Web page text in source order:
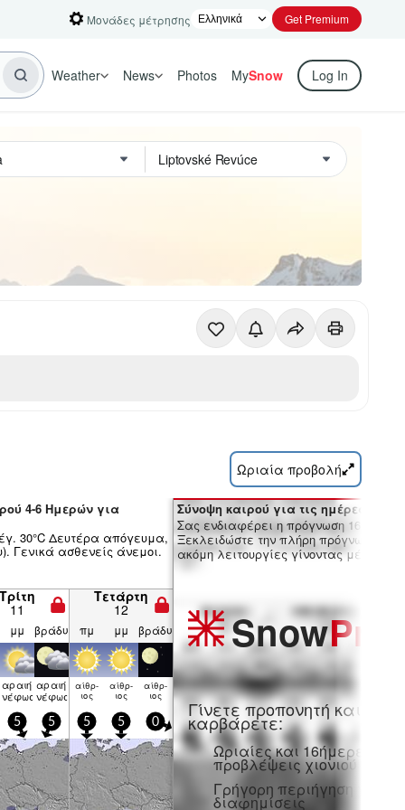
Μονάδες μέτρησης Get Premium
Weather News Photos MySnow Log In
Ωριαία προβολή
4-6 Ημερών για
30°C Δευτέρα απόγευμα,
Γενικά ασθενείς άνεμοι.
Τρίτη
11
Τετάρτη
12
μμ βράδυ πμ μμ βράδυ
αραιή
νέφωση
αραιή
νέφωση
αίθρ­
ιος
αίθρ­
ιος
αίθρ­
ιος
5 5 5 5 0
Σύνοψη καιρού για τις ημέρες 7-16:
Σας ενδιαφέρει η πρόγνωση 16
Ξεκλειδώστε την πλήρη πρόγνωση
ακόμη λειτουργίες γίνοντας μέλος
SnowPro
Γίνετε προπονητή και
καρβάρετε:
Ωριαίες και 16ήμερες
προβλέψεις χιονιού
Γρήγορη περιήγηση χωρίς
διαφημίσεις